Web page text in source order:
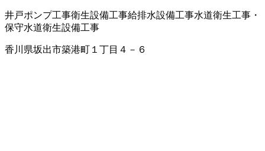
井戸ポンプ工事衛生設備工事給排水設備工事水道衛生工事・
保守水道衛生設備工事
香川県坂出市築港町１丁目４－６